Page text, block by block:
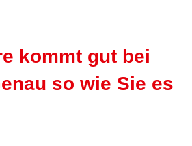
kommt gut bei
so wie Sie es